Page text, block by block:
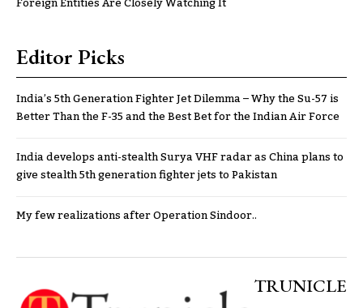
Editor Picks
India’s 5th Generation Fighter Jet Dilemma – Why the Su-57 is
Better Than the F-35 and the Best Bet for the Indian Air Force
India develops anti-stealth Surya VHF radar as China plans to
give stealth 5th generation fighter jets to Pakistan
My few realizations after Operation Sindoor..
TRUNICLE